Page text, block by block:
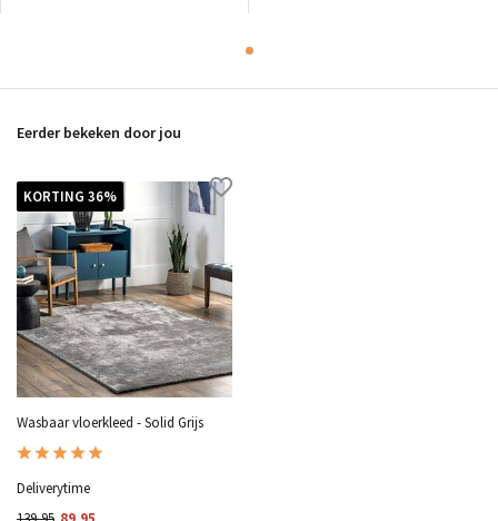
Eerder bekeken door jou
KORTING 36%
Wasbaar vloerkleed - Solid Grijs
Deliverytime